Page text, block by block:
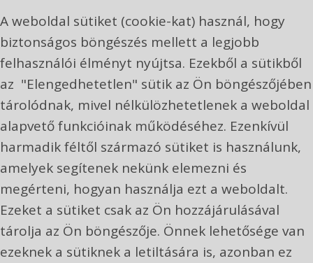
A weboldal sütiket (cookie-kat) használ, hogy
biztonságos böngészés mellett a legjobb
felhasználói élményt nyújtsa. Ezekből a sütikből
az "Elengedhetetlen" sütik az Ön böngészőjében
tárolódnak, mivel nélkülözhetetlenek a weboldal
alapvető funkcióinak működéséhez. Ezenkívül
harmadik féltől származó sütiket is használunk,
amelyek segítenek nekünk elemezni és
megérteni, hogyan használja ezt a weboldalt.
Ezeket a sütiket csak az Ön hozzájárulásával
tárolja az Ön böngészője. Önnek lehetősége van
ezeknek a sütiknek a letiltására is, azonban ez